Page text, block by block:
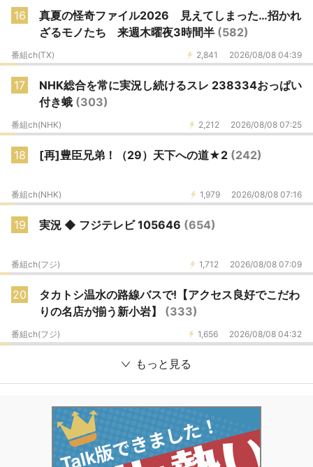
16
真夏の怪奇ファイル2026 見えてしまった…招かれ
ざるモノたち 来週木曜夜3時間半 (582)
2,841 2026/08/08 04:39
番組ch(TX)
17
NHK総合を常に実況し続けるスレ 238334おっぱい
付き蛾 (303)
2,212 2026/08/08 07:25
番組ch(NHK)
18 [再]豊臣兄弟！（29）天下への道★2 (242)
1,979 2026/08/08 07:16
番組ch(NHK)
19 実況 ◆ フジテレビ 105646 (654)
1,712 2026/08/08 07:09
番組ch(フジ)
20
タカトシ温水の路線バスで!【アクセス良好でこだわ
りの名店が揃う新小岩】 (333)
1,656 2026/08/08 04:32
番組ch(フジ)
もっと見る